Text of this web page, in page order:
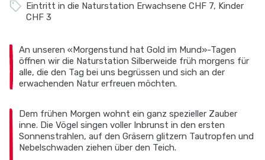
Eintritt in die Naturstation Erwachsene CHF 7, Kinder
CHF 3
An unseren «Morgenstund hat Gold im Mund»-Tagen
öffnen wir die Naturstation Silberweide früh morgens für
alle, die den Tag bei uns begrüssen und sich an der
erwachenden Natur erfreuen möchten.
Dem frühen Morgen wohnt ein ganz spezieller Zauber
inne. Die Vögel singen voller Inbrunst in den ersten
Sonnenstrahlen, auf den Gräsern glitzern Tautropfen und
Nebelschwaden ziehen über den Teich.